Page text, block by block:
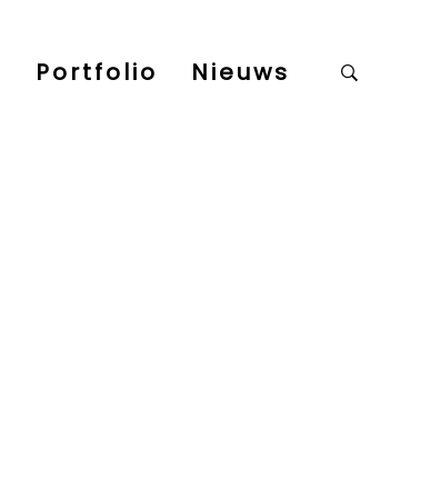
Portfolio Nieuws